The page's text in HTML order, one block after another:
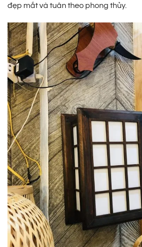
đẹp mắt và tuân theo phong thủy.